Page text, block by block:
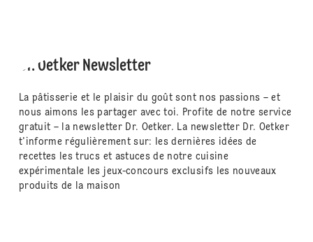
Dr. Oetker Newsletter
La pâtisserie et le plaisir du goût sont nos passions – et
nous aimons les partager avec toi. Profite de notre service
gratuit – la newsletter Dr. Oetker. La newsletter Dr. Oetker
t'informe régulièrement sur: les dernières idées de
recettes les trucs et astuces de notre cuisine
expérimentale les jeux-concours exclusifs les nouveaux
produits de la maison